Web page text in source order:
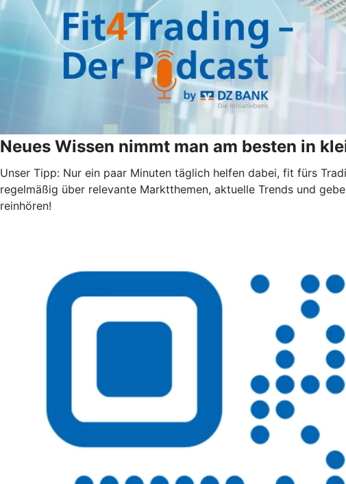
Neues Wissen nimmt man am besten in
Unser Tipp: Nur ein paar Minuten täglich helfen dabei, fit fürs
regelmäßig über relevante Marktthemen, aktuelle Trends und
reinhören!